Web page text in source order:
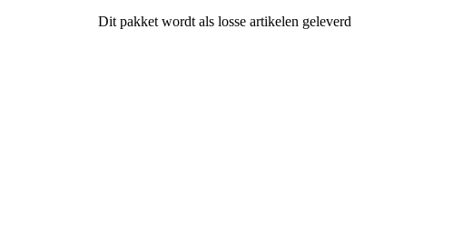
Dit pakket wordt als losse artikelen geleverd